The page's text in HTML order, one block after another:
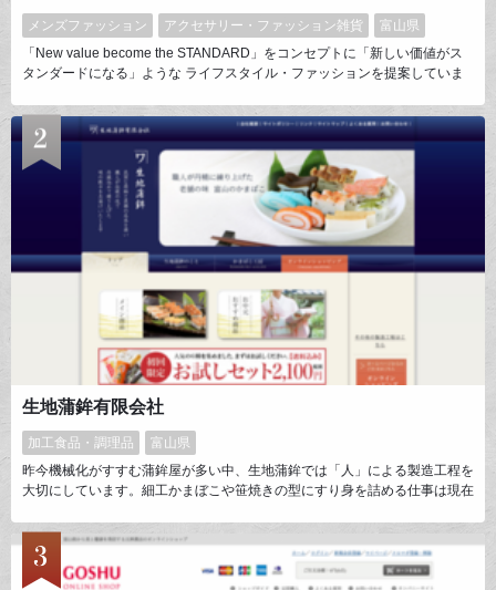
メンズファッション アクセサリー・ファッション雑貨
富山県
「New value become the STANDARD」をコンセプトに「新しい価値がス
タンダードになる」ような ライフスタイル・ファッションを提案していま
オシャレ雑貨なども豊富に品揃えして、世代を問わずご家族やカップルでも
ゆったり楽しんでいただけるような空間づくりを心がけております。
生地蒲鉾有限会社
加工食品・調理品
富山県
昨今機械化がすすむ蒲鉾屋が多い中、生地蒲鉾では「人」による製造工程を
大切にしています。細工かまぼこや笹焼きの型にすり身を詰める仕事は現在
ています。